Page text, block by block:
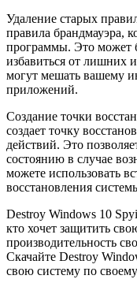
Удаление старых
правила брандмауэра,
программы. Это может
избавиться от лишних
могут мешать вашему
приложений.
Создание точки
создает точку
действий. Это
состоянию в случае
можете использовать
восстановления
Destroy Windows 10
кто хочет защитить
производительность
Скачайте Destroy
свою систему по